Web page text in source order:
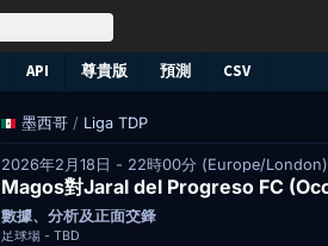
API 尊貴版 預測 CSV
墨西哥 / Liga TDP
2026年2月18日 - 22時00分 (Europe/London)
數據、分析及正面交鋒
足球場 - TBD